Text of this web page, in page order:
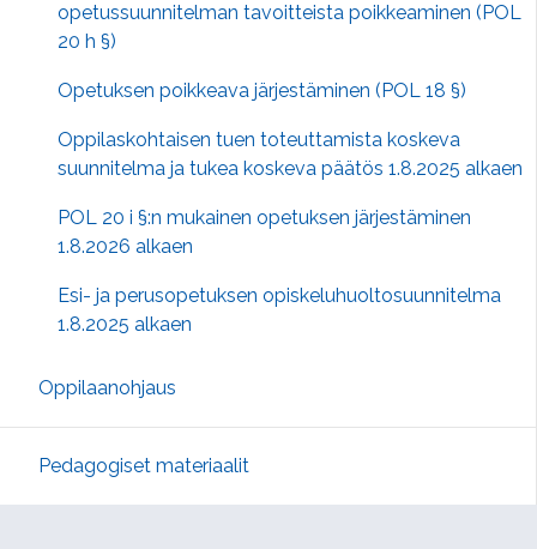
opetussuunnitelman tavoitteista poikkeaminen (POL
20 h §)
Opetuksen poikkeava järjestäminen (POL 18 §)
Oppilaskohtaisen tuen toteuttamista koskeva
suunnitelma ja tukea koskeva päätös 1.8.2025 alkaen
POL 20 i §:n mukainen opetuksen järjestäminen
1.8.2026 alkaen
Esi- ja perusopetuksen opiskeluhuoltosuunnitelma
1.8.2025 alkaen
Oppilaanohjaus
Pedagogiset materiaalit